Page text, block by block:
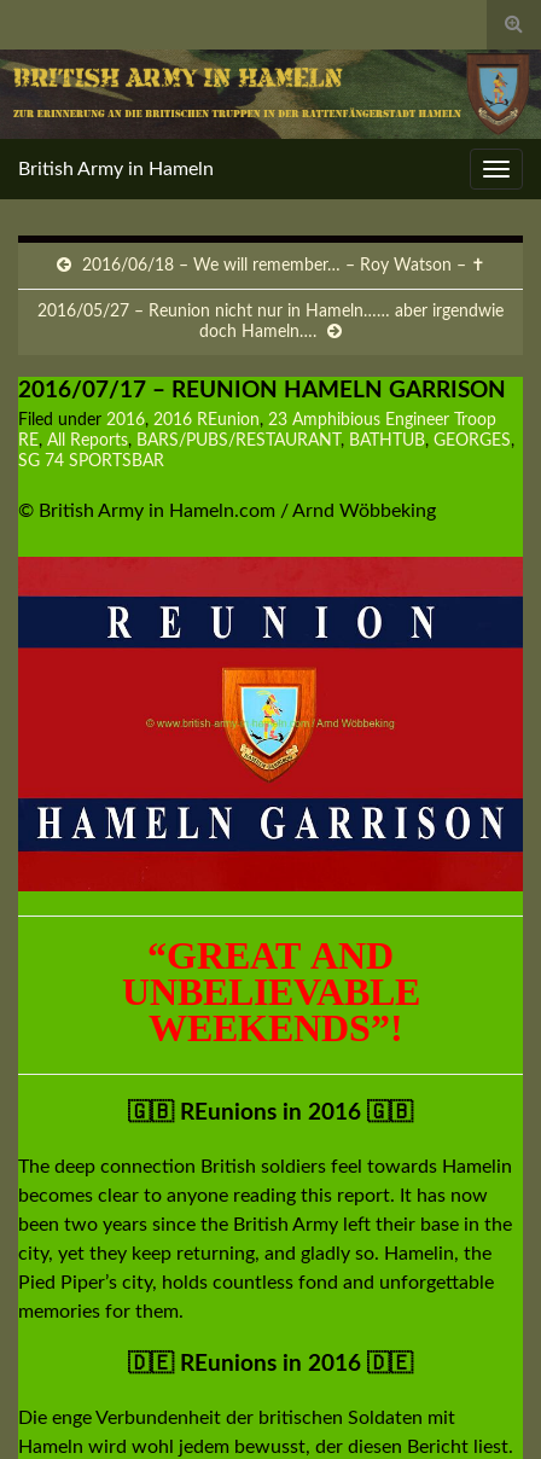
British Army in Hameln
2016/06/18 – We will remember… – Roy Watson – ✝
2016/05/27 – Reunion nicht nur in Hameln…… aber irgendwie
doch Hameln….
2016/07/17 – REUNION HAMELN GARRISON
Filed under 2016, 2016 REunion, 23 Amphibious Engineer Troop
RE, All Reports, BARS/PUBS/RESTAURANT , BATHTUB, GEORGES,
SG 74 SPORTSBAR
© British Army in Hameln.com / Arnd Wöbbeking
“GREAT AND
UNBELIEVABLE
WEEKENDS”!
🇬🇧 REunions in 2016 🇬🇧
The deep connection British soldiers feel towards Hamelin
becomes clear to anyone reading this report. It has now
been two years since the British Army left their base in the
city, yet they keep returning, and gladly so. Hamelin, the
Pied Piper’s city, holds countless fond and unforgettable
memories for them.
🇩🇪 REunions in 2016 🇩🇪
Die enge Verbundenheit der britischen Soldaten mit
Hameln wird wohl jedem bewusst, der diesen Bericht liest.